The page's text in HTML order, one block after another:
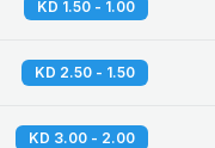
1.00 - 1.50 KD
1.50 - 2.50 KD
2.00 - 3.00 KD